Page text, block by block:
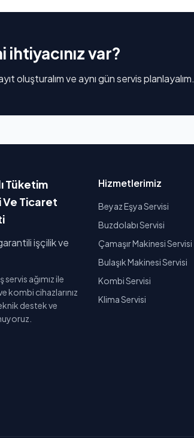
ihtiyacınız var?
oluşturalım ve aynı gün servis planlayalım.
Tüketim
Ve Ticaret
işçilik ve
ağımız ile
kombi cihazlarınız
destek ve
Hizmetlerimiz
Beyaz Eşya Servisi
Buzdolabı Servisi
Çamaşır Makinesi Servisi
Bulaşık Makinesi Servisi
Kombi Servisi
Klima Servisi